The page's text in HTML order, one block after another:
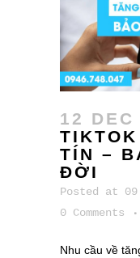
12 DEC
TÍN –
ĐỜI
Posted at
0 Comments
Nhu cầu về